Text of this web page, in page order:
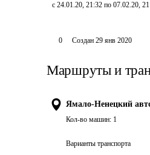
с 24.01.20, 21:32 по 07.02.20,
0 Создан 29 янв 2020
Маршруты и
Ямало-Ненецкий
Кол-во машин: 1
Варианты транспорта